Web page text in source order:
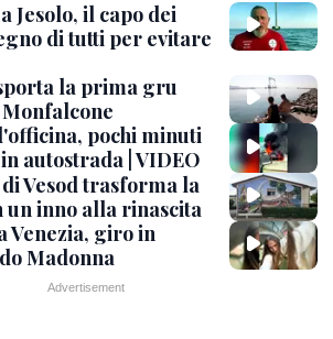
Jesolo, il capo dei
di tutti per evitare
la prima gru
pochi minuti
autostrada | VIDEO
Vesod trasforma la
inno alla rinascita
Venezia, giro in
Madonna